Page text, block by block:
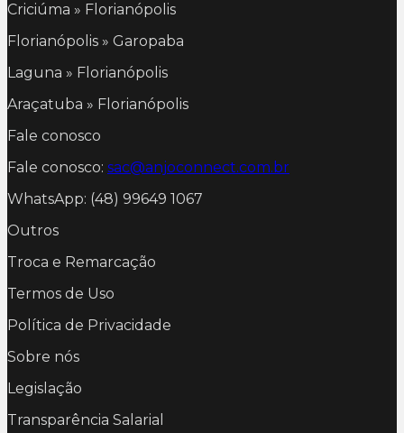
Criciúma » Florianópolis
Florianópolis » Garopaba
Laguna » Florianópolis
Araçatuba » Florianópolis
Fale conosco
Fale conosco: sac@anjoconnect.com.br
WhatsApp: (48) 99649 1067
Outros
Troca e Remarcação
Termos de Uso
Política de Privacidade
Sobre nós
Legislação
Transparência Salarial